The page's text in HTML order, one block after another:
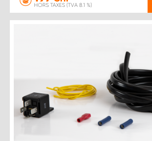
HORS TAXES (TVA 8.1 %)